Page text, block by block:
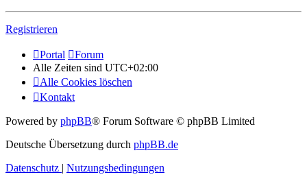
Registrieren
Portal
Forum
Alle Zeiten sind UTC+02:00
Alle Cookies löschen
Kontakt
Powered by phpBB® Forum Software © phpBB Limited
Deutsche Übersetzung durch phpBB.de
Datenschutz | Nutzungsbedingungen